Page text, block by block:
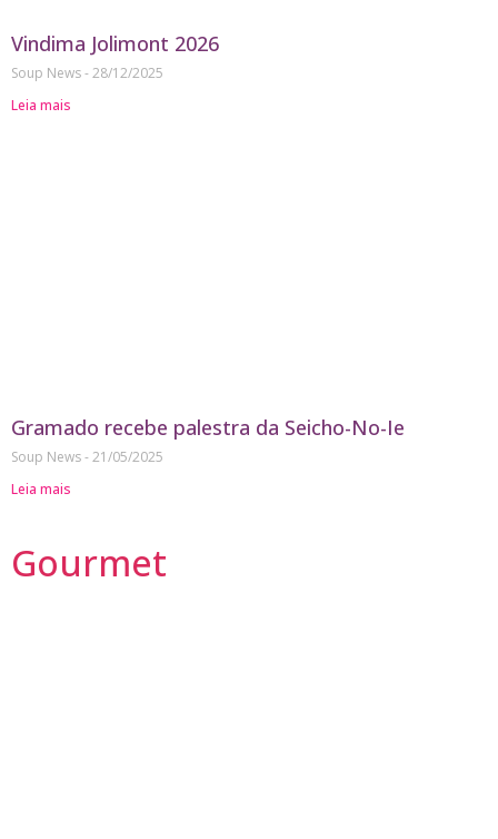
Vindima Jolimont 2026
Soup News 28/12/2025
Leia mais
Gramado recebe palestra da Seicho-No-Ie
Soup News 21/05/2025
Leia mais
Gourmet